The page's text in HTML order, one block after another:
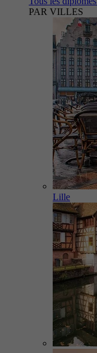
PAR VILLES
Lille